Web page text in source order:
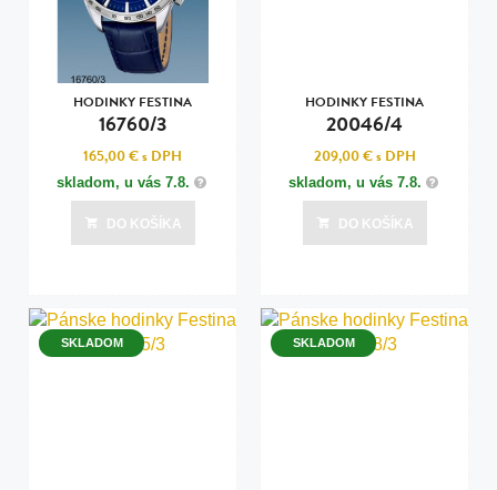
HODINKY FESTINA
16760/3
165,00 €s DPH
skladom, u vás 7.8.
DO KOŠÍKA
HODINKY FESTINA
20046/4
209,00 €s DPH
skladom, u vás 7.8.
DO KOŠÍKA
SKLADOM SKLADOM